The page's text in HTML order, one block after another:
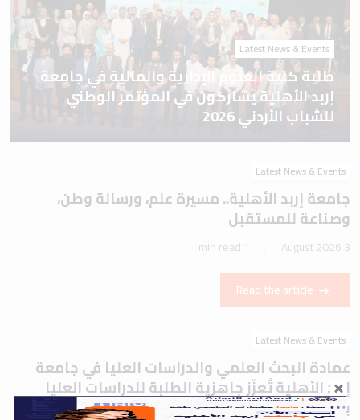
Latest News & Events
طلبة كلية العلوم الإدارية والمالية في جامعة
إربد الأهلية يشاركون في المؤتمر الوطني
للشباب الأردني 2026
Latest News & Events
جامعة إربد الأهلية.. مسيرة علم، ورسالة وطن،
وصناعة للمستقبل
3 August 2026
1 min read
Read the article
Latest News & Events
عمادة البحث العلمي والدراسات العليا في جامعة
إربد الأهلية تُعزّز جاهزية الطلبة للدراسات العليا
بورشة تعريفية حول اختباري IELTS وTOEFL